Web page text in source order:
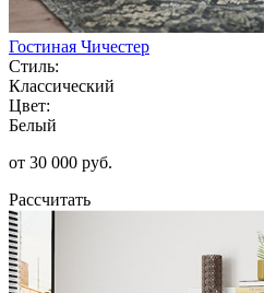
Гостиная Чичестер
Стиль:
Классический
Цвет:
Белый
от 30 000 руб.
Рассчитать